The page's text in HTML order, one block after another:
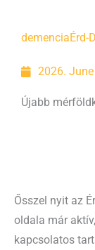
demenciaÉrd-
2026.
Újabb
Ősszel nyit az
oldala már
kapcsolatos